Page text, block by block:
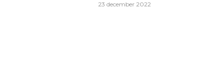
23 december 2022